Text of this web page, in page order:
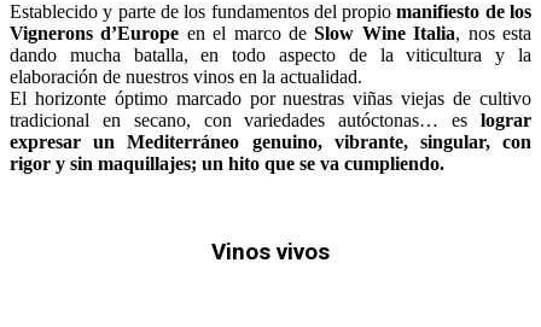
Establecido y parte de los fundamentos del propiomanifiesto de los
Vignerons d’Europe en el marco deSlow Wine Italia, nos esta
dando mucha batalla, en todo aspecto de la viticultura y la
elaboración de nuestros vinos en la actualidad.
El horizonte óptimo marcado por nuestras viñasviejas de cultivo
tradicional en secano, con variedades autóctonas… es lograr
expresar un Mediterráneo genuino, vibrante, singular, con
rigor y sin maquillajes; un hito que se va cumpliendo.
Vinos vivos